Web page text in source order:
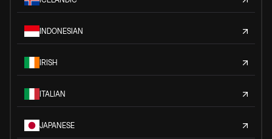
INDONESIAN
IRISH
ITALIAN
JAPANESE